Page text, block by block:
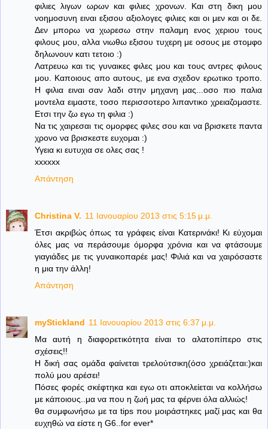
φιλιες λιγων ωρων και φιλιες χρονων. Και στη δικη μου
νοημοσυνη ειναι εξισου αξιολογες φιλιες και οι μεν και οι δε.
Δεν μπορω να χωρεσω στην παλαμη ενος χεριου τους
φιλους μου, αλλα νιωθω εξισου τυχερη με οσους με στομφο
δηλωνουν κατι τετοιο :)
Λατρευω και τις γυναικες φιλες μου και τους αντρες φιλους
μου. Καποιους απο αυτους, με ενα σχεδον ερωτικο τροπο.
Η φιλια ειναι σαν λαδι στην μηχανη μας...οσο πιο παλια
μοντελα ειμαστε, τοσο περισσοτερο λιπαντικο χρειαζομαστε.
Ετσι την ζω εγω τη φιλια :)
Να τις χαιρεσαι τις ομορφες φιλες σου και να βρισκετε παντα
χρονο να βρισκεστε ευχομαι :)
Υγεια κι ευτυχια σε ολες σας !
xxxxxx
Απάντηση
Christina V. 11 Ιανουαρίου 2013 στις 5:15 μ.μ.
Έτσι ακριβώς όπως τα γράφεις είναι Κατερινάκι! Κι εύχομαι
όλες μας να περάσουμε όμορφα χρόνια και να φτάσουμε
γιαγιάδες με τις γυναικοπαρέε μας! Φιλιά και να χαιρόσαστε
η μια την άλλη!
Απάντηση
myStickland 11 Ιανουαρίου 2013 στις 6:37 μ.μ.
Μα αυτή η διαφορετικότητα είναι το αλατοπίπερο στις
σχέσεις!!
Η δική σας ομάδα φαίνεται τρελούτσικη(όσο χρειάζεται:)και
πολύ μου αρέσει!
Πόσες φορές σκέφτηκα και εγω οτι αποκλείεται να κολλήσω
με κάποιους..μα να που η ζωή μας τα φέρνει όλα αλλιώς!
θα συμφωνήσω με τα tips που μοιράστηκες μαζί μας και θα
ευχηθώ να είστε η G6..for ever*